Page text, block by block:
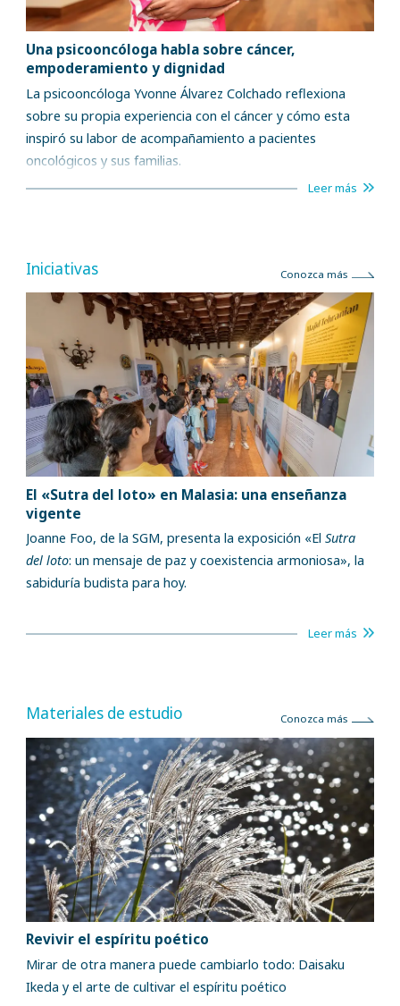
Una psicooncóloga habla sobre cáncer,
empoderamiento y dignidad
La psicooncóloga Yvonne Álvarez Colchado reflexiona
sobre su propia experiencia con el cáncer y cómo esta
inspiró su labor de acompañamiento a pacientes
oncológicos y sus familias.
Leer más
Iniciativas Conozca más
El «Sutra del loto» en Malasia: una enseñanza
vigente
Joanne Foo, de la SGM, presenta la exposición «El Sutra
del loto: un mensaje de paz y coexistencia armoniosa», la
sabiduría budista para hoy.
Leer más
Materiales de estudio Conozca más
Revivir el espíritu poético
Mirar de otra manera puede cambiarlo todo: Daisaku
Ikeda y el arte de cultivar el espíritu poético